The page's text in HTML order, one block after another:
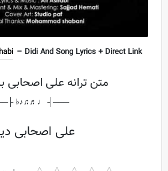
– Didi And Song Lyrics + Direct Link
متن ترانه علی اصحابی
♩♬♫♪♭ ├───
علی اصحابی